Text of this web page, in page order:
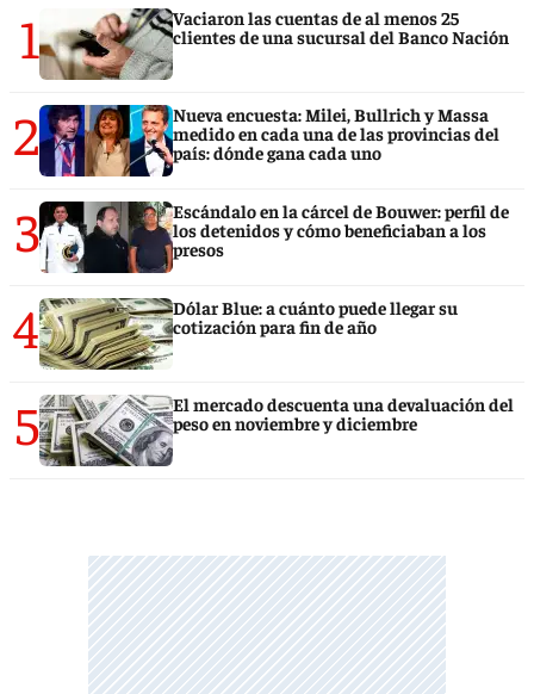
1
Vaciaron las cuentas de al menos 25
clientes de una sucursal del Banco Nación
2
Nueva encuesta: Milei, Bullrich y Massa
medido en cada una de las provincias del
país: dónde gana cada uno
3
Escándalo en la cárcel de Bouwer: perfil de
los detenidos y cómo beneficiaban a los
presos
4
Dólar Blue: a cuánto puede llegar su
cotización para fin de año
5
El mercado descuenta una devaluación del
peso en noviembre y diciembre